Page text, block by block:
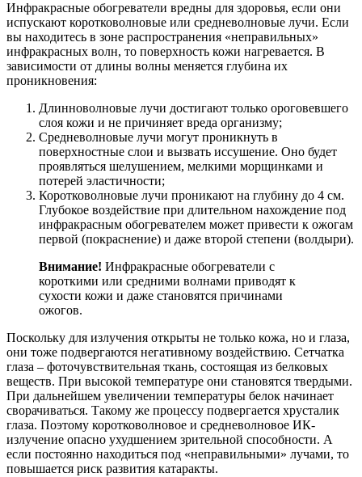
Инфракрасные обогреватели вредны для здоровья, если они
испускают коротковолновые или средневолновые лучи. Если
вы находитесь в зоне распространения «неправильных»
инфракрасных волн, то поверхность кожи нагревается. В
зависимости от длины волны меняется глубина их
проникновения:
Длинноволновые лучи достигают только ороговевшего
слоя кожи и не причиняет вреда организму;
Средневолновые лучи могут проникнуть в
поверхностные слои и вызвать иссушение. Оно будет
проявляться шелушением, мелкими морщинками и
потерей эластичности;
Коротковолновые лучи проникают на глубину до 4 см.
Глубокое воздействие при длительном нахождение под
инфракрасным обогревателем может привести к ожогам
первой (покраснение) и даже второй степени (волдыри).
Внимание! Инфракрасные обогреватели с
короткими или средними волнами приводят к
сухости кожи и даже становятся причинами
ожогов.
Поскольку для излучения открыты не только кожа, но и глаза,
они тоже подвергаются негативному воздействию. Сетчатка
глаза – фоточувствительная ткань, состоящая из белковых
веществ. При высокой температуре они становятся твердыми.
При дальнейшем увеличении температуры белок начинает
сворачиваться. Такому же процессу подвергается хрусталик
глаза. Поэтому коротковолновое и средневолновое ИК-
излучение опасно ухудшением зрительной способности. А
если постоянно находиться под «неправильными» лучами, то
повышается риск развития катаракты.